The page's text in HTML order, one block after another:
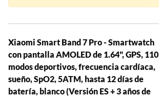
Xiaomi Smart Band 7 Pro - Smartwatch
con pantalla AMOLED de 1.64", GPS, 110
modos deportivos, frecuencia cardíaca,
sueño, SpO2, 5ATM, hasta 12 días de
batería, blanco (Versión ES + 3 años de